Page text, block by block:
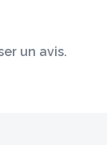
un avis.